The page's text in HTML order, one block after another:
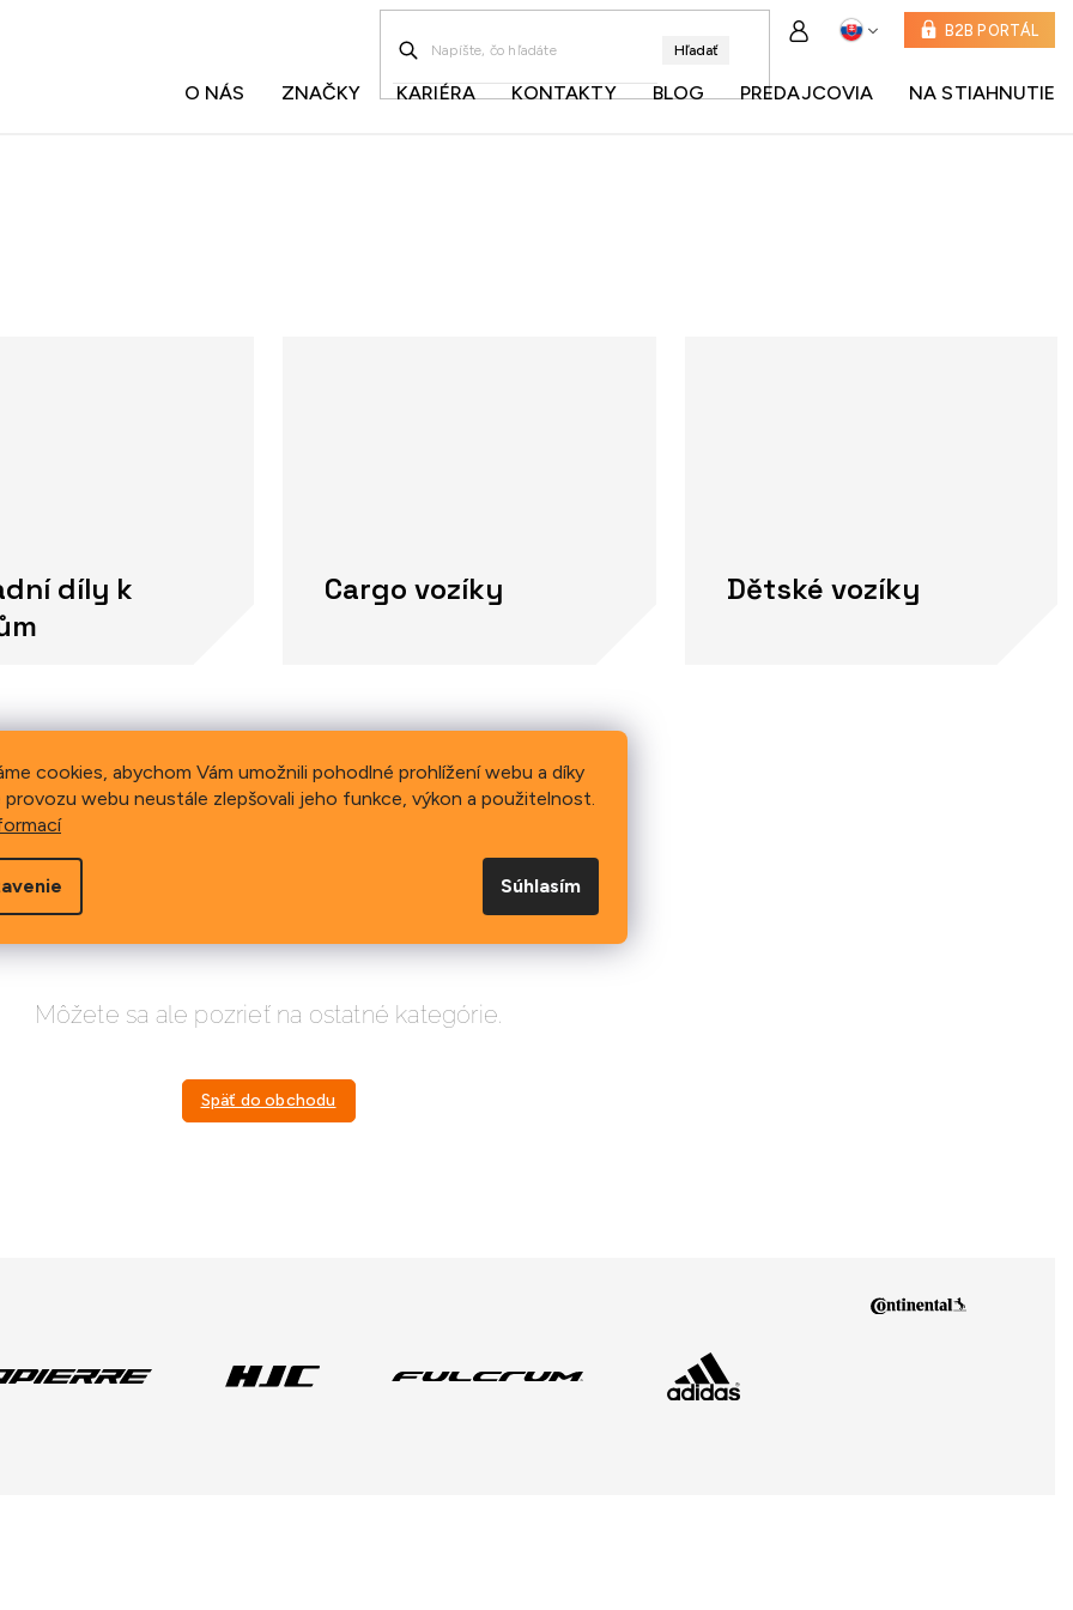
cookies, abychom Vám umožnili pohodlné prohlížení webu a díky
provozu webu neustále zlepšovali jeho funkce, výkon a použitelnost.
Súhlasím
Hľadať
B2B PORTÁL
O NÁS ZNAČKY KARIÉRA KONTAKTY BLOG PREDAJCOVIA NA STIAHNUTIE
díly k
Cargo vozíky Dětské vozíky
Produkty ešte len pripravujeme.
Môžete sa ale pozrieť na ostatné kategórie.
Späť do obchodu